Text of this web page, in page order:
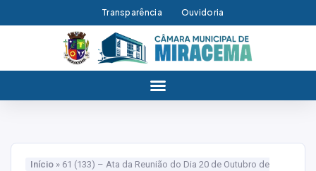
Transparência Ouvidoria
Início » 61 (133) – Ata da Reunião do Dia 20 de Outubro de